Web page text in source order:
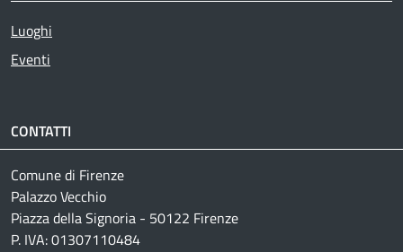
Luoghi
Eventi
CONTATTI
Comune di Firenze
Palazzo Vecchio
Piazza della Signoria - 50122 Firenze
P. IVA: 01307110484